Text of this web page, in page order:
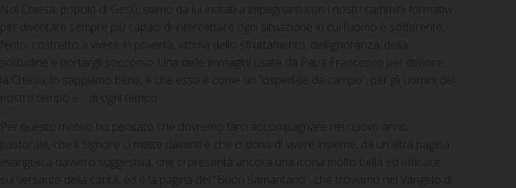
Noi Chiesa, popolo di Gesù, siamo da lui invitati a impegnarci con i nostri cammini formativi
per diventare sempre più capaci di intercettare ogni situazione in cui l’uomo è sofferente,
ferito, costretto a vivere in povertà, vittima dello sfruttamento, dell’ignoranza, della
solitudine e portargli soccorso. Una delle immagini usate da Papa Francesco per definire
la Chiesa, lo sappiamo bene, è che essa è come un “ospedale da campo”, per gli uomini del
nostro tempo e …di ogni tempo.
Per questo motivo ho pensato che dovremo farci accompagnare nel nuovo anno
pastorale, che il Signore ci mette davanti e che ci dona di vivere insieme, da un’altra pagina
evangelica davvero suggestiva, che ci presenta ancora una icona molto bella ed efficace
sul versante della carità, ed è la pagina del “Buon Samaritano”, che troviamo nel Vangelo di